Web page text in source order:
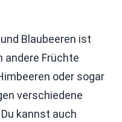
Blaubeeren ist
andere Früchte
oder sogar
verschiedene
kannst auch